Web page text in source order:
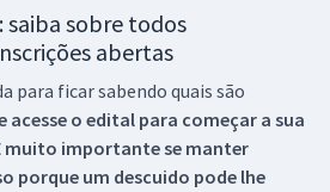
saiba sobre todos
abertas
para ficar sabendo quais são
acesse o edital para começar a sua
muito importante se manter
porque um descuido pode lhe